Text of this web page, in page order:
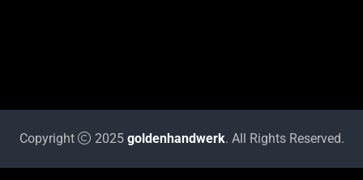
Copyright 2025 goldenhandwerk. All Rights Reserved.